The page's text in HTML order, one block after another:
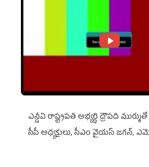
ఎన్డీఏ రాష్ట్ర‌ప‌తి అభ్య‌ర్థి ద్రౌప‌ది
సీపీ అధ్య‌క్షులు, సీఎం వైయ‌స్ జ‌గ‌న్,